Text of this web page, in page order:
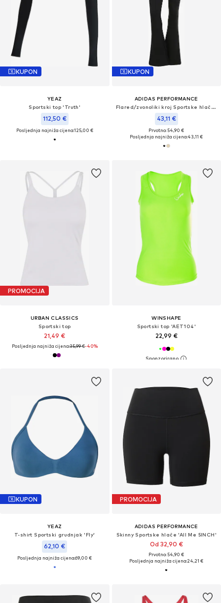
KUPON
YEAZ
Sportski top 'Truth'
112,50 €
Posljednja najniža cijena:125,00 €
KUPON
ADIDAS PERFORMANCE
Flared/zvonoliki kroj Sportske hlače 'All Me Essentials'
43,11 €
Prvotno: 54,90 €
Posljednja najniža cijena:43,11 €
PROMOCIJA
URBAN CLASSICS
Sportski top
21,49 €
Posljednja najniža cijena:35,99 €-40%
WINSHAPE
Sportski top 'AET104'
22,99 €
KUPON
YEAZ
T-shirt Sportski grudnjak 'Fly'
62,10 €
Posljednja najniža cijena:69,00 €
PROMOCIJA
ADIDAS PERFORMANCE
Skinny Sportske hlače 'All Me 5INCH'
Od 32,90 €
Prvotno: 54,90 €
Posljednja najniža cijena:24,21 €